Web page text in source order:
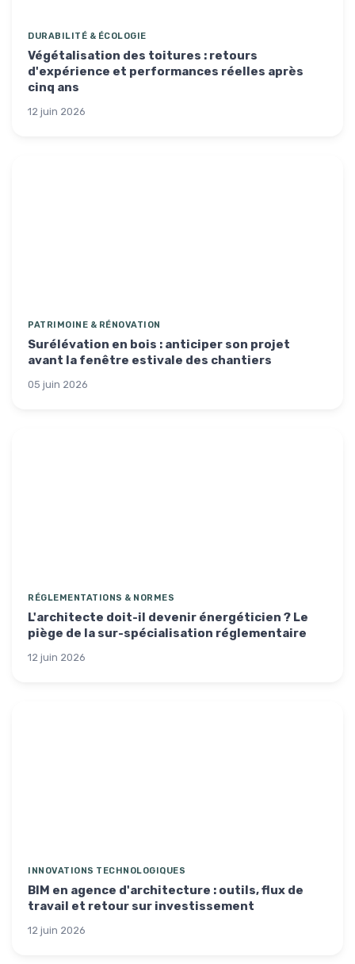
DURABILITÉ & ÉCOLOGIE
Végétalisation des toitures : retours
d'expérience et performances réelles après
cinq ans
12 juin 2026
PATRIMOINE & RÉNOVATION
Surélévation en bois : anticiper son projet
avant la fenêtre estivale des chantiers
05 juin 2026
RÉGLEMENTATIONS & NORMES
L'architecte doit-il devenir énergéticien ? Le
piège de la sur-spécialisation réglementaire
12 juin 2026
INNOVATIONS TECHNOLOGIQUES
BIM en agence d'architecture : outils, flux de
travail et retour sur investissement
12 juin 2026